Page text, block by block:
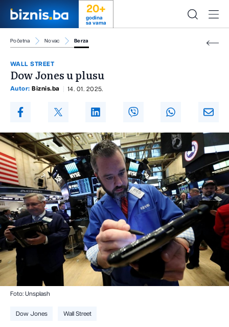
20+
godina
sa vama
Početna Novac Berza
WALL STREET
Dow Jones u plusu
Autor: Biznis.ba 14. 01. 2025.
Foto: Unsplash
Dow Jones Wall Street